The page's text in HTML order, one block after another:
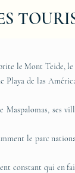
le Mont Teide, le
Playa de las
ses
le parc
constant qui en